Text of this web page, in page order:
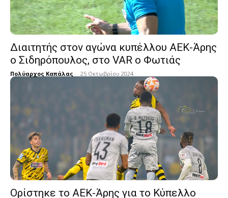
Διαιτητής στον αγώνα κυπέλλου ΑΕΚ-Άρης
ο Σιδηρόπουλος, στο VAR ο Φωτιάς
Πολύαρχος Καπάλας - 25 Οκτωβρίου 2024
Ορίστηκε το ΑΕΚ-Άρης για το Κύπελλο